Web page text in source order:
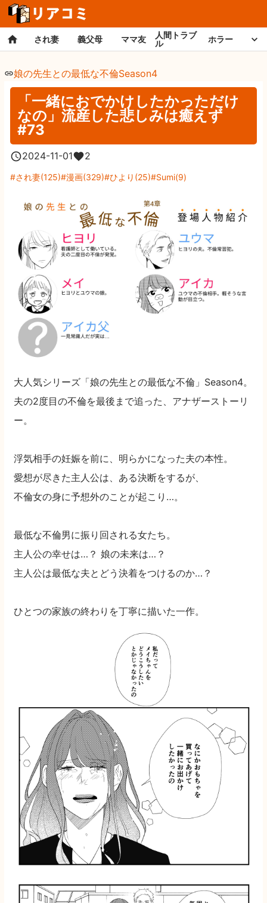
され妻 義父母 ママ友
人間トラブ
ル
ホラー
娘の先生との最低な不倫Season4
「一緒におでかけしたかっただけ
なの」流産した悲しみは癒えず
#73
2024-11-01 2
され妻(125) 漫画(329) ひより (25) Sumi(9)
大人気シリーズ「娘の先生との最低な不倫」Season4。
夫の2度目の不倫を最後まで追った、アナザーストーリ
ー。
浮気相手の妊娠を前に、明らかになった夫の本性。
愛想が尽きた主人公は、ある決断をするが、
不倫女の身に予想外のことが起こり…。
最低な不倫男に振り回される女たち。
主人公の幸せは…？ 娘の未来は…？
主人公は最低な夫とどう決着をつけるのか…？
ひとつの家族の終わりを丁寧に描いた一作。